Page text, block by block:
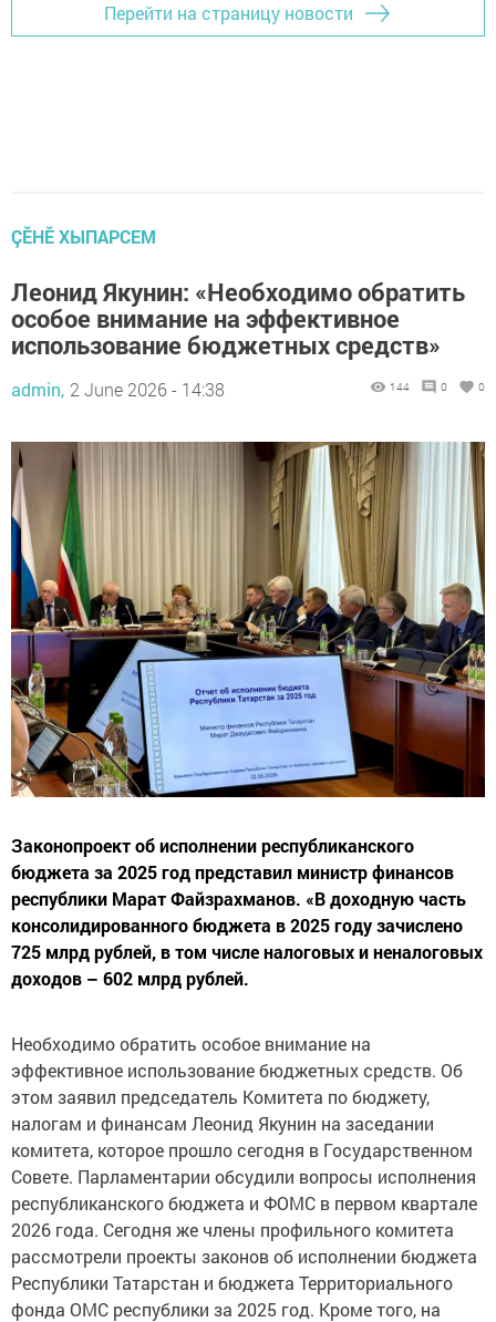
Перейти на страницу новости
ÇӖНӖ ХЫПАРСЕМ
Леонид Якунин: «Необходимо обратить
особое внимание на эффективное
использование бюджетных средств»
admin, 2 June 2026 - 14:38 144 0 0
Законопроект об исполнении республиканского
бюджета за 2025 год представил министр финансов
республики Марат Файзрахманов. «В доходную часть
консолидированного бюджета в 2025 году зачислено
725 млрд рублей, в том числе налоговых и неналоговых
доходов – 602 млрд рублей.
Необходимо обратить особое внимание на
эффективное использование бюджетных средств. Об
этом заявил председатель Комитета по бюджету,
налогам и финансам Леонид Якунин на заседании
комитета, которое прошло сегодня в Государственном
Совете. Парламентарии обсудили вопросы исполнения
республиканского бюджета и ФОМС в первом квартале
2026 года. Сегодня же члены профильного комитета
рассмотрели проекты законов об исполнении бюджета
Республики Татарстан и бюджета Территориального
фонда ОМС республики за 2025 год. Кроме того, на